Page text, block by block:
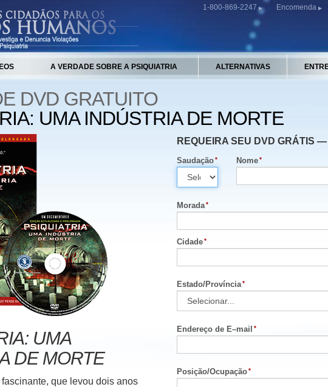
1-800-869-2247 Encomenda
A VERDADE SOBRE A PSIQUIATRIA ALTERNATIVAS
DVD GRATUITO
UMA INDÚSTRIA DE MORTE
UMA
DE MORTE
que levou dois anos
REQUEIRA SEU DVD GRÁTIS
Saudação Nome
Morada
Cidade
Estado/Província
Endereço de E–mail
Posição/Ocupação